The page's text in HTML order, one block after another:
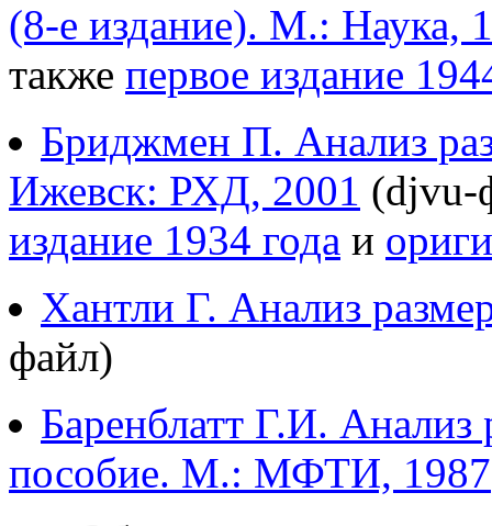
(8-е издание). М.: Наука,
также первое издание
Бриджмен П. Анализ
Ижевск: РХД, 2001 (djvu-
издание 1934 года и
Хантли Г. Анализ
файл)
Баренблатт Г.И. Анализ
пособие. М.: МФТИ, 1987